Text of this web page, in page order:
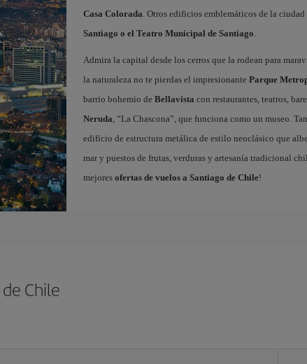
Casa Colorada. Otros edificios emblemáticos de la ciudad
Santiago o el Teatro Municipal de Santiago.
Admira la capital desde los cerros que la rodean para
la naturaleza no te pierdas el impresionante Parque
barrio bohemio de Bellavista con restaurantes, teatros,
Neruda, “La Chascona”, que funciona como un museo.
edificio de estructura metálica de estilo neoclásico que
mar y puestos de frutas, verduras y artesanía tradicional
mejores ofertas de vuelos a Santiago de Chile!
Chile